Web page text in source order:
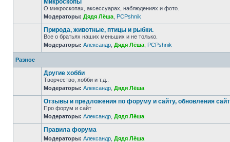
Микроскопы
О микроскопах, аксессуарах, наблюдениях и фото.
Модераторы: Дядя Лёша PCPshnik
Природа, животные, птицы и рыбки.
Все о братьях наших меньших и не только.
Модераторы: Александр Дядя Лёша PCPshnik
Разное
Другие хобби
Творчество, хобби и т.д..
Модераторы: Александр Дядя Лёша
Отзывы и предложения по форуму и сайту, обновления
Про форум и сайт
Модераторы: Александр Дядя Лёша
Правила форума
Модераторы: Александр Дядя Лёша